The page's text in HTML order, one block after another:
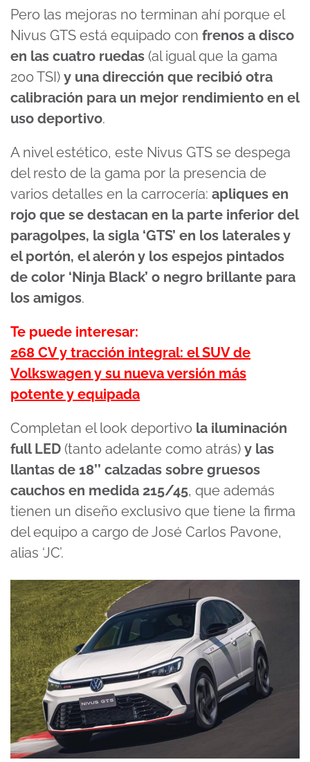
seconds
of
1
minute,
1
second
Pero las mejoras no terminan ahí porque el
Nivus GTS está equipado con frenos a disco
en las cuatro ruedas (al igual que la gama
200 TSI) y una dirección que recibió otra
calibración para un mejor rendimiento en el
uso deportivo.
A nivel estético, este Nivus GTS se despega
del resto de la gama por la presencia de
varios detalles en la carrocería: apliques en
rojo que se destacan en la parte inferior del
paragolpes, la sigla ‘GTS’ en los laterales y
el portón, el alerón y los espejos pintados
de color ‘Ninja Black’ o negro brillante para
los amigos.
Te puede interesar:
268 CV y tracción integral: el SUV de
Volkswagen y su nueva versión más
potente y equipada
Completan el look deportivo la iluminación
full LED (tanto adelante como atrás) y las
llantas de 18’’ calzadas sobre gruesos
cauchos en medida 215/45, que además
tienen un diseño exclusivo que tiene la firma
del equipo a cargo de José Carlos Pavone,
alias ‘JC’.